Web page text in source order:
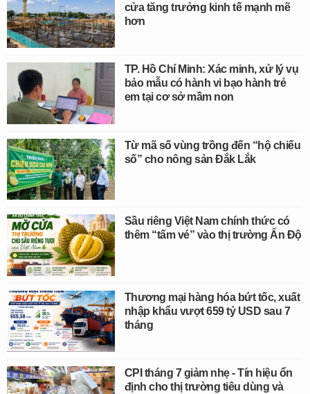
cửa tăng trưởng kinh tế mạnh mẽ
hơn
TP. Hồ Chí Minh: Xác minh, xử lý vụ
bảo mẫu có hành vi bạo hành trẻ
em tại cơ sở mầm non
Từ mã số vùng trồng đến “hộ chiếu
số” cho nông sản Đắk Lắk
Sầu riêng Việt Nam chính thức có
thêm “tấm vé” vào thị trường Ấn Độ
Thương mại hàng hóa bứt tốc, xuất
nhập khẩu vượt 659 tỷ USD sau 7
tháng
CPI tháng 7 giảm nhẹ - Tín hiệu ổn
định cho thị trường tiêu dùng và